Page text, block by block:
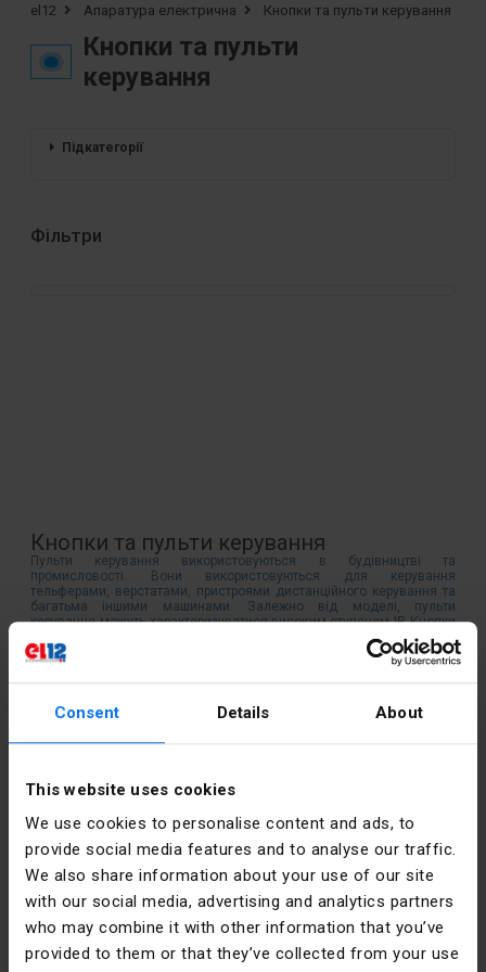
Consent Details About
This website uses cookies
We use cookies to personalise content and ads, to
provide social media features and to analyse our traffic.
We also share information about your use of our site
with our social media, advertising and analytics partners
who may combine it with other information that you’ve
provided to them or that they’ve collected from your use
el12 Апаратура електрична Кнопки та пульти керування
Кнопки та пульти
керування
Підкатегорії
Фільтри
Кнопки та пульти керування
Пульти керування використовуються в будівництві та
промисловості. Вони використовуються для керування
тельферами, верстатами, пристроями дистанційного керування та
багатьма іншими машинами. Залежно від моделі, пульти
керування можуть характеризуватися високим ступенем IP. Кнопки
і пульти призначені для роботи в електричних колах з напругою не
вище 400В змінного струму і 230В постійного струму.
Контакт
понеділок п'ятниця:7:00 -
17:00
Субота:8:00 - 13:00
тел.:12 269 12 12
iмейл: info@el12.pl